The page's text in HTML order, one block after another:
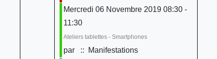
Mercredi 06 Novembre 2019 08:30 -
11:30
Ateliers tablettes - Smartphones
par
:: Manifestations